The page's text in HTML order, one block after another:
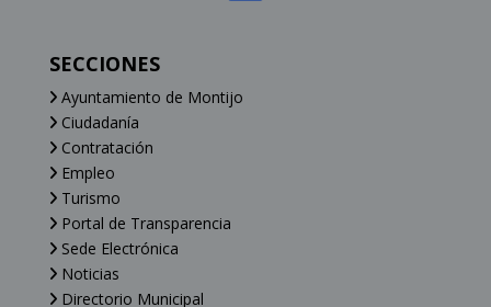
SECCIONES
Ayuntamiento de Montijo
Ciudadanía
Contratación
Empleo
Turismo
Portal de Transparencia
Sede Electrónica
Noticias
Directorio Municipal